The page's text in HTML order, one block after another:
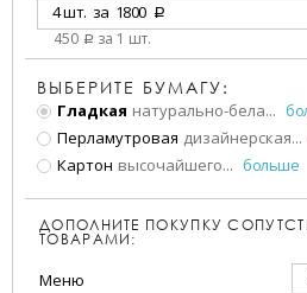
4 шт. за 1800 a
450 a за 1 шт.
ВЫБЕРИТЕ БУМАГУ:
Гладкая натурально-бела...
Перламутровая дизайнерская...
Картон высочайшего... больше
ДОПОЛНИТЕ ПОКУПКУ
ТОВАРАМИ:
Меню